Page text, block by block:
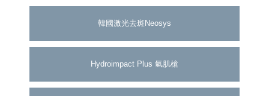
韓國激光去斑Neosys
Hydroimpact Plus 氫肌槍